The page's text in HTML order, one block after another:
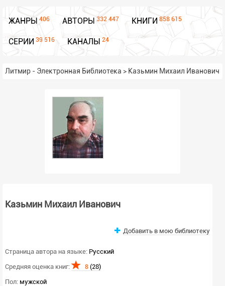
ЖАНРЫ 406 АВТОРЫ 332 447 КНИГИ 858 615
СЕРИИ 39 516 КАНАЛЫ 24
Литмир - Электронная Библиотека > Казьмин Михаил Иванович
Казьмин Михаил Иванович
Добавить в мою библиотеку
Страница автора на языке: Русский
Средняя оценка книг:
8 (28)
Пол: мужской